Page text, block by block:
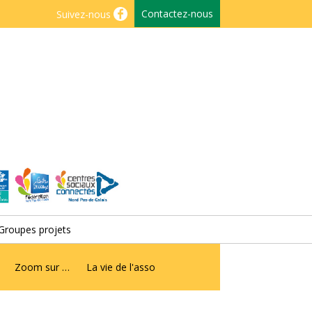
Suivez-nous Contactez-nous
projets
Zoom sur … La vie de l'asso